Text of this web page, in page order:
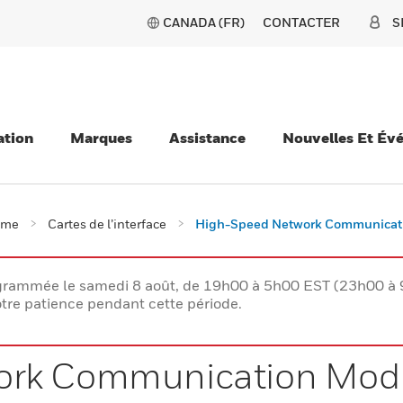
CANADA (FR) CONTACTER
Marques Assistance Nouvelles Et
Cartes de l’interface High-Speed Network
le samedi 8 août, de 19h00 à 5h00 EST (23h00
patience pendant cette période.
Communication